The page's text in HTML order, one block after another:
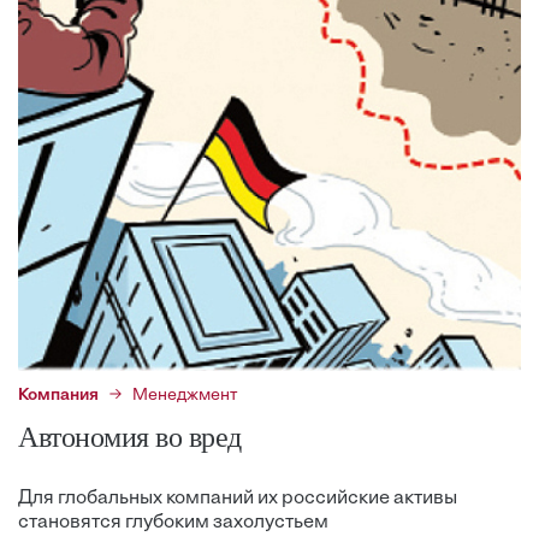
Компания Менеджмент
Автономия во вред
Для глобальных компаний их российские активы
становятся глубоким захолустьем